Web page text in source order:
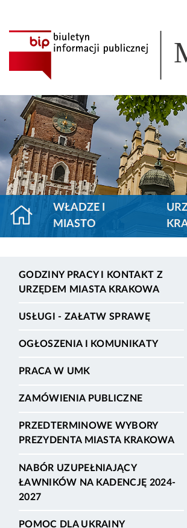
WŁADZE I
MIASTO
GODZINY PRACY I KONTAKT Z
URZĘDEM MIASTA KRAKOWA
USŁUGI - ZAŁATW SPRAWĘ
OGŁOSZENIA I KOMUNIKATY
PRACA W UMK
ZAMÓWIENIA PUBLICZNE
PRZEDTERMINOWE WYBORY
PREZYDENTA MIASTA KRAKOWA
NABÓR UZUPEŁNIAJĄCY
ŁAWNIKÓW NA KADENCJĘ 2024-
2027
POMOC DLA UKRAINY